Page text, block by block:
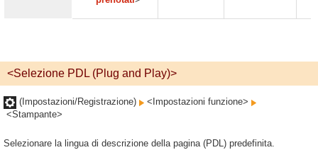
<Selezione PDL (Plug and Play)>
(Impostazioni/Registrazione)
<Impostazioni funzione>
<Stampante>
Selezionare la lingua di descrizione della pagina (PDL) predefinita.